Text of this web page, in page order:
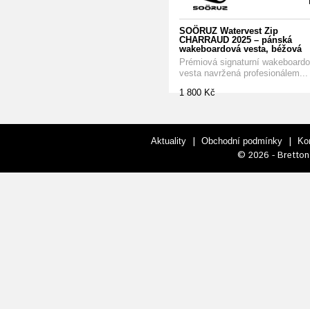
SOÖRUZ Watervest Zip
CHARRAUD 2025 – pánská
wakeboardová vesta, béžová
Prémiová signaturní
vesta navržená profesionálem...
1 800 Kč
Aktuality | Obchodní podmínky |
© 2026 - Bretton